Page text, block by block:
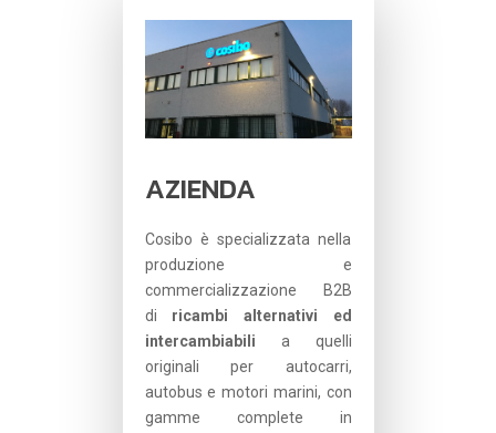
AZIENDA
Cosibo è specializzata nella
produzione e
commercializzazione B2B
di ricambi alternativi ed
intercambiabili a quelli
originali per autocarri,
autobus e motori marini, con
gamme complete in